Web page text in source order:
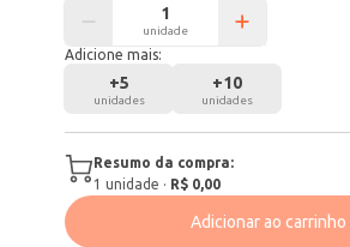
unidade
Adicione mais:
+5
unidades
+10
unidades
Resumo da compra:
1 unidade · R$ 0,00
Adicionar ao carrinho